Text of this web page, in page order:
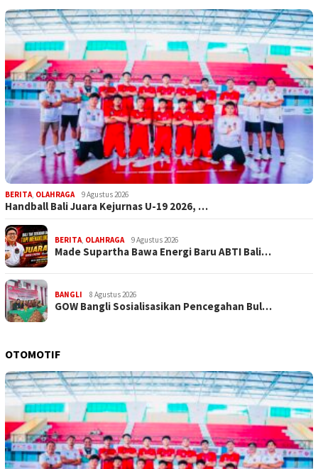
BERITA OLAHRAGA 9 Agustus 2026
Handball Bali Juara Kejurnas U-19 2026, …
BERITA OLAHRAGA 9 Agustus 2026
Made Supartha Bawa Energi Baru ABTI Bali…
BANGLI 8 Agustus 2026
GOW Bangli Sosialisasikan Pencegahan Bul…
OTOMOTIF